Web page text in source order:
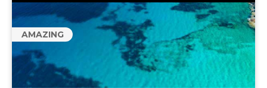
AMAZING